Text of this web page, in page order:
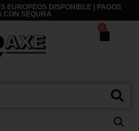
EUROPEOS DISPONIBLE | PAGOS
CON SEQURA
0